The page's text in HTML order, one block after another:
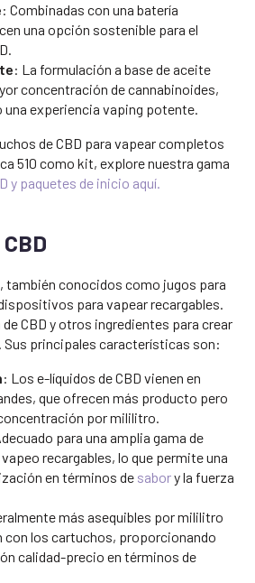
: Combinadas con una batería
una opción sostenible para el
: La formulación a base de aceite
concentración de cannabinoides,
experiencia vaping potente.
de CBD para vapear completos
510 como kit, explore nuestra gama
y paquetes de inicio aquí.
también conocidos como jugos para
para vapear recargables.
CBD y otros ingredientes para crear
Sus principales características son:
: Los e-líquidos de CBD vienen en
que ofrecen más producto pero
por mililitro.
para una amplia gama de
recargables, lo que permite una
en términos de sabory la fuerza
más asequibles por mililitro
con los cartuchos, proporcionando
calidad-precio en términos de